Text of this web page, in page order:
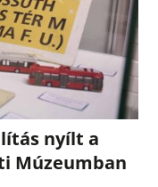
nyílt a
Múzeumban